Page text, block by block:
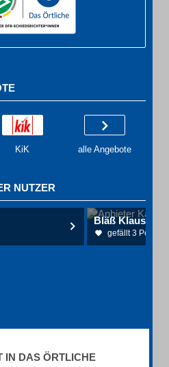
KiK alle Angebote
NUTZER
Bläß Klaus
gefällt 3
IN DAS ÖRTLICHE